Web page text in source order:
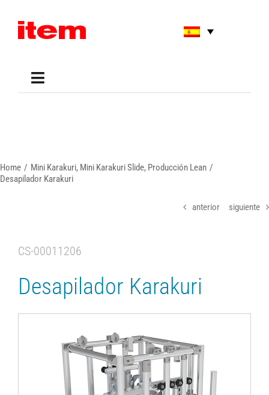
content
Toggle
Home Mini Karakuri Mini Karakuri Slide Producción Lean
Desapilador Karakuri
anterior siguiente
CS-00011206
Desapilador Karakuri